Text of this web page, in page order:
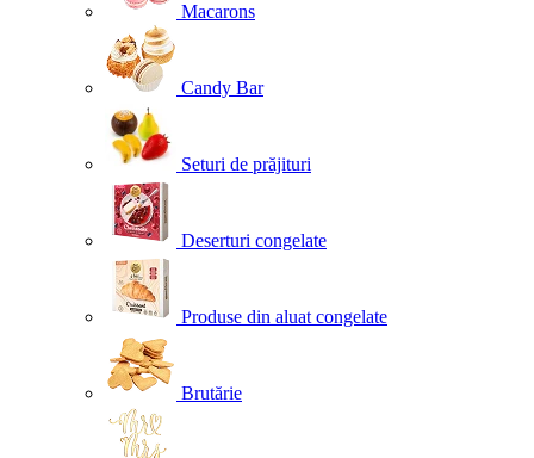
Macarons
Candy Bar
Seturi de prăjituri
Deserturi congelate
Produse din aluat congelate
Brutărie